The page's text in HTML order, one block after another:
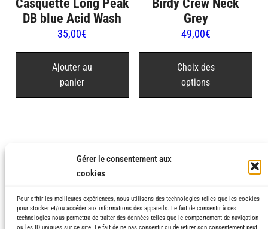
Gérer le consentement aux
cookies
Pour offrir les meilleures expériences, nous utilisons des technologies telles que les cookies
pour stocker et/ou accéder aux informations des appareils. Le fait de consentir à ces
technologies nous permettra de traiter des données telles que le comportement de navigation
Casquette Long Peak
DB blue Acid Wash
35,00€
Ajouter au
panier
Birdy Crew Neck
Grey
49,00€
Choix des
options
Ce
sur